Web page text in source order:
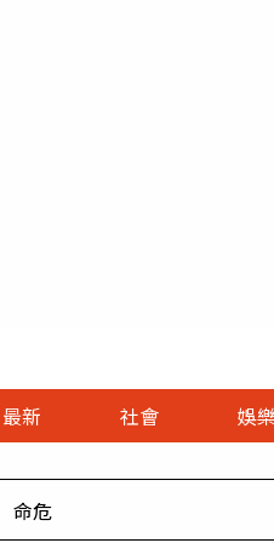
最新 社會 娛樂
娛樂首頁
即時
專題
財經首頁
熱線
３Ｃ
政